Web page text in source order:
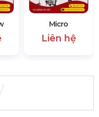
Micro
Liên hệ